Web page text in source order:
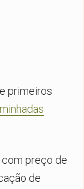
primeiros
preço de
de